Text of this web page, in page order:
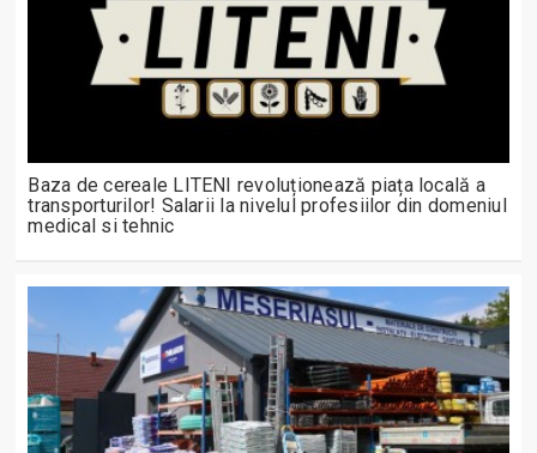
Baza de cereale LITENI revoluționează piața locală a
transporturilor! Salarii la nivelul profesiilor din domeniul
medical si tehnic